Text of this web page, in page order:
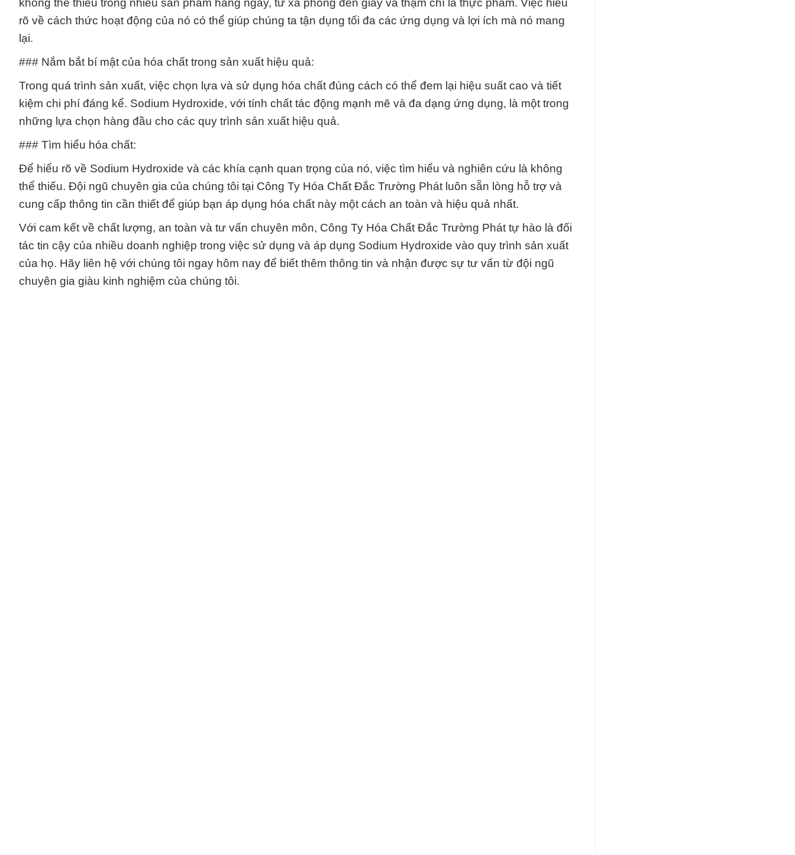
không thể thiếu trong nhiều sản phẩm hàng ngày, từ xà phòng đến giấy và thậm chí là thực phẩm. Việc hiểu
rõ về cách thức hoạt động của nó có thể giúp chúng ta tận dụng tối đa các ứng dụng và lợi ích mà nó mang
lại.
### Nắm bắt bí mật của hóa chất trong sản xuất hiệu quả:
Trong quá trình sản xuất, việc chọn lựa và sử dụng hóa chất đúng cách có thể đem lại hiệu suất cao và tiết
kiệm chi phí đáng kể. Sodium Hydroxide, với tính chất tác động mạnh mẽ và đa dạng ứng dụng, là một trong
những lựa chọn hàng đầu cho các quy trình sản xuất hiệu quả.
### Tìm hiểu hóa chất:
Để hiểu rõ về Sodium Hydroxide và các khía cạnh quan trọng của nó, việc tìm hiểu và nghiên cứu là không
thể thiếu. Đội ngũ chuyên gia của chúng tôi tại Công Ty Hóa Chất Đắc Trường Phát luôn sẵn lòng hỗ trợ và
cung cấp thông tin cần thiết để giúp bạn áp dụng hóa chất này một cách an toàn và hiệu quả nhất.
Với cam kết về chất lượng, an toàn và tư vấn chuyên môn, Công Ty Hóa Chất Đắc Trường Phát tự hào là đối
tác tin cậy của nhiều doanh nghiệp trong việc sử dụng và áp dụng Sodium Hydroxide vào quy trình sản xuất
của họ. Hãy liên hệ với chúng tôi ngay hôm nay để biết thêm thông tin và nhận được sự tư vấn từ đội ngũ
chuyên gia giàu kinh nghiệm của chúng tôi.